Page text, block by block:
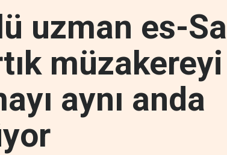
uzman es-
aynı anda